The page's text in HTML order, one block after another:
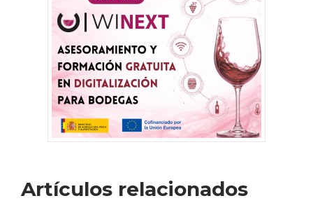
Artículos relacionados